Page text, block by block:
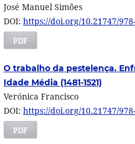
José Manuel Simões
DOI: https://doi.org/10.21747/
PDF
O trabalho da pestelença.
Idade Média (1481-1521)
Verónica Francisco
DOI: https://doi.org/10.21747/
PDF